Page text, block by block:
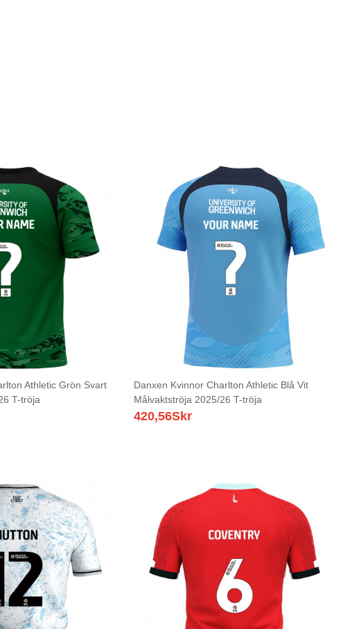
Athletic Grön Svart
T-tröja
Danxen Kvinnor Charlton Athletic Blå Vit
Målvaktströja 2025/26 T-tröja
420,56Skr